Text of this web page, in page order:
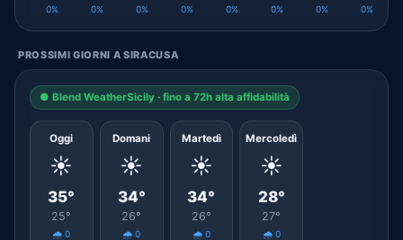
0% 0% 0% 0% 0% 0% 0% 0%
PROSSIMI GIORNI A SIRACUSA
● Blend WeatherSicily · fino a 72h alta affidabilità
Oggi
☀️
35°
25°
🌧️ 0
Domani
☀️
34°
26°
🌧️ 0
Martedì
☀️
34°
26°
🌧️ 0
Mercoledì
☀️
28°
27°
🌧️ 0